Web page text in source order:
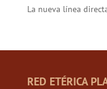
La nueva línea
RED ETÉRICA